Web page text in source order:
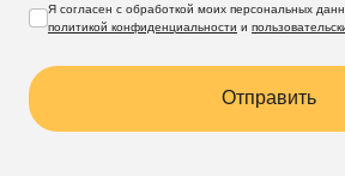
Я согласен с обработкой моих персональных
политикой конфиденциальности и
Отправить